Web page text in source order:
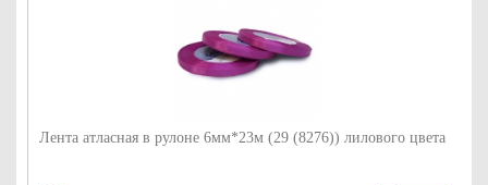
Лента атласная в рулоне 6мм*23м (29 (8276)) лилового цвета